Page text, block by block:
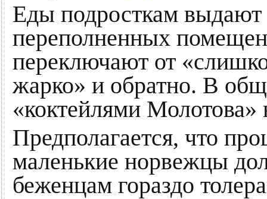
Еды подросткам выдают
переполненных
переключают от
жарко» и обратно. В
«коктейлями Молотова»
Предполагается, что
маленькие норвежцы
беженцам гораздо